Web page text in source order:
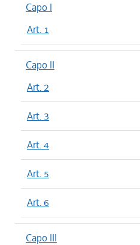
Capo I
Art. 1
Capo II
Art. 2
Art. 3
Art. 4
Art. 5
Art. 6
Capo III